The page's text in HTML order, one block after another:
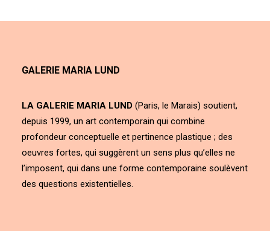
GALERIE MARIA LUND
LA GALERIE MARIA LUND (Paris, le Marais) soutient,
depuis 1999, un art contemporain qui combine
profondeur conceptuelle et pertinence plastique ; des
oeuvres fortes, qui suggèrent un sens plus qu’elles ne
l’imposent, qui dans une forme contemporaine soulèvent
des questions existentielles.